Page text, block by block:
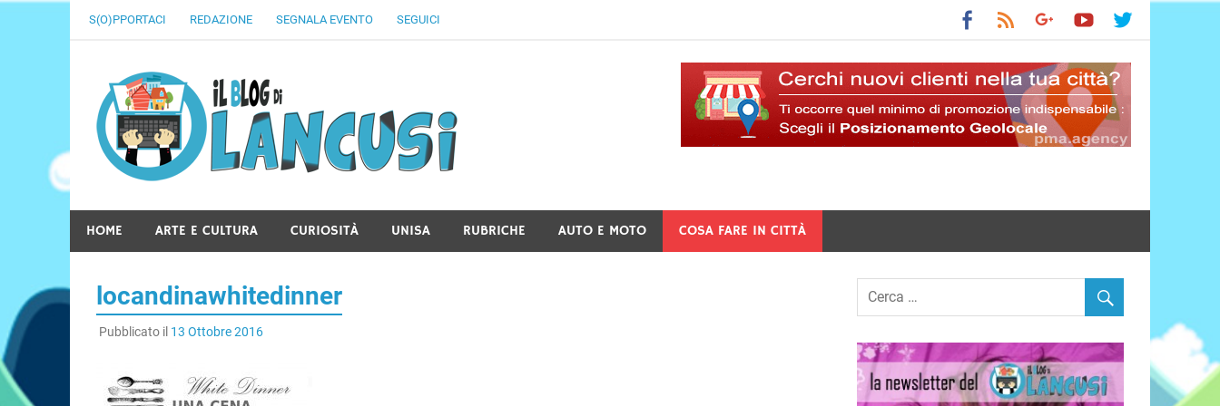
S(O)PPORTACI REDAZIONE SEGNALA EVENTO SEGUICI
Il Blog Di Lancusi
HOME ARTE E CULTURA CURIOSITÀ UNISA RUBRICHE AUTO E MOTO COSA FARE IN CITTÀ
locandinawhitedinner
Pubblicato il 13 Ottobre 2016